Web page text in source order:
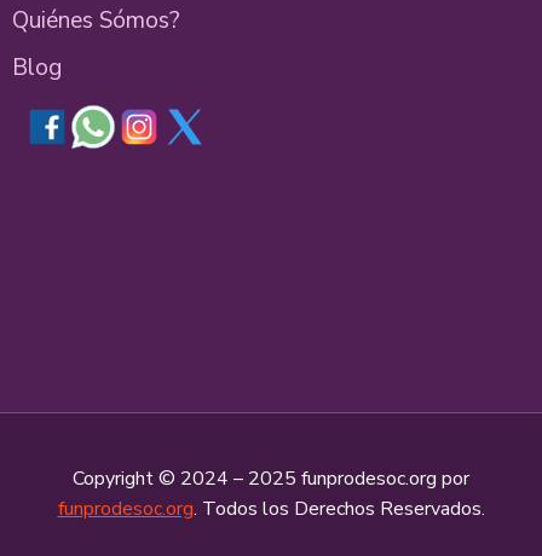
Quiénes Sómos?
Blog
Copyright © 2024 – 2025 funprodesoc.org por
funprodesoc.org. Todos los Derechos Reservados.